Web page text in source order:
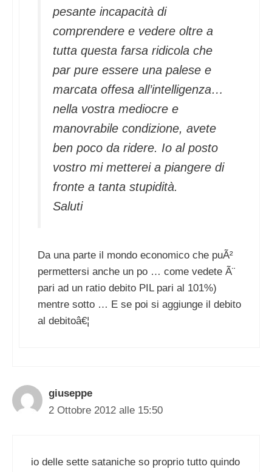
pesante incapacità di
comprendere e vedere oltre a
tutta questa farsa ridicola che
par pure essere una palese e
marcata offesa all’intelligenza…
nella vostra mediocre e
manovrabile condizione, avete
ben poco da ridere. Io al posto
vostro mi metterei a piangere di
fronte a tanta stupidità.
Saluti
Da una parte il mondo economico che puÃ²
permettersi anche un po … come vedete Ã¨
pari ad un ratio debito PIL pari al 101%)
mentre sotto … E se poi si aggiunge il debito
al debitoâ€¦
giuseppe
2 Ottobre 2012 alle 15:50
io delle sette sataniche so proprio tutto quindo